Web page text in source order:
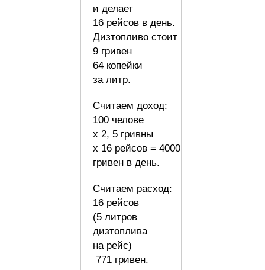
и делает
16 рейсов в день.
Дизтопливо стоит
9 гривен
64 копейки
за литр.
Считаем доход:
100 челове
х 2, 5 гривны
х 16 рейсов = 4000
гривен в день.
Считаем расход:
16 рейсов
(5 литров
дизтоплива
на рейс)
771 гривен.